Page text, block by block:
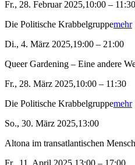
Fr., 28. Februar 2025,10:00 – 11:30
Die Politische Krabbelgruppemehr
Di., 4. März 2025,19:00 – 21:00
Queer Gardening – Eine andere
Fr., 28. März 2025,10:00 – 11:30
Die Politische Krabbelgruppemehr
So., 30. März 2025,13:00
Altona im transatlantischen